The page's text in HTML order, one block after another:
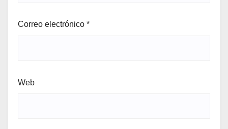
Correo electrónico *
Web